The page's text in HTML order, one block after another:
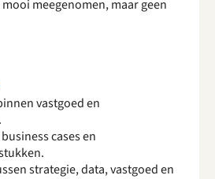
meegenomen, maar geen
vastgoed en
cases en
strategie, data, vastgoed en